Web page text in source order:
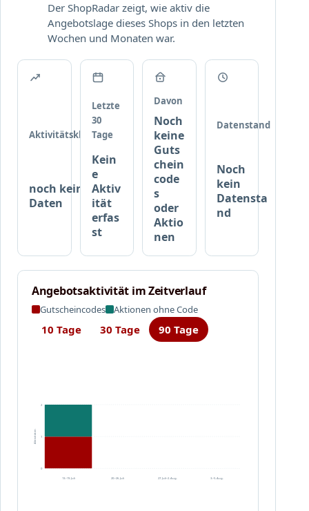
t
e
r
S
r
t
e
n
!
i
e
r
t
t
e
r
S
t
i
s
s
a
Der ShopRadar zeigt, wie aktiv die
Angebotslage dieses Shops in den letzten
Wochen und Monaten war.
Aktivitätsklasse
noch keine
Daten
Letzte
30
Tage
Kein
e
Aktiv
ität
erfas
st
Davon
Noch
keine
Guts
chein
code
s
oder
Aktio
nen
Datenstand
Noch
kein
Datensta
nd
Angebotsaktivität im Zeitverlauf
Gutscheincodes Aktionen ohne Code
10 Tage 30 Tage 90 Tage
Aktivitäten
0
1
2
13.–19. Juli 20.–26. Juli 27. Juli–2. Aug. 3.–5. Aug.